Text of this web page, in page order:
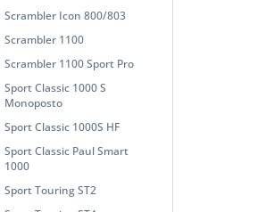
Scrambler Icon 800/803
Scrambler 1100
Scrambler 1100 Sport Pro
Sport Classic 1000 S
Monoposto
Sport Classic 1000S HF
Sport Classic Paul Smart
1000
Sport Touring ST2